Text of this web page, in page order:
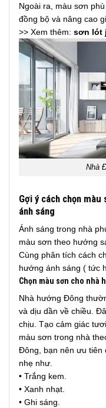
Ngoài ra, màu sơn
đồng bộ và nâng cao
>> Xem thêm: sơn lót
Nhà
Gợi ý cách chọn
ánh sáng
Ánh sáng trong nhà
màu sơn theo hướng
Cùng phân tích cách
hướng ánh sáng ( tức
Chọn màu sơn cho nhà
Nhà hướng Đông
và dịu dần về chiều.
chịu. Tạo cảm giác
màu sơn trong nhà
Đông, bạn nên ưu tiên
nhẹ như.
• Trắng kem.
• Xanh nhạt.
• Ghi sáng.